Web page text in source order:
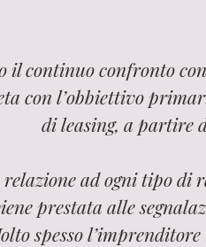
il continuo confronto
con l’obbiettivo
di leasing, a partire
ad ogni tipo di
prestata alle
spesso l’imprenditore